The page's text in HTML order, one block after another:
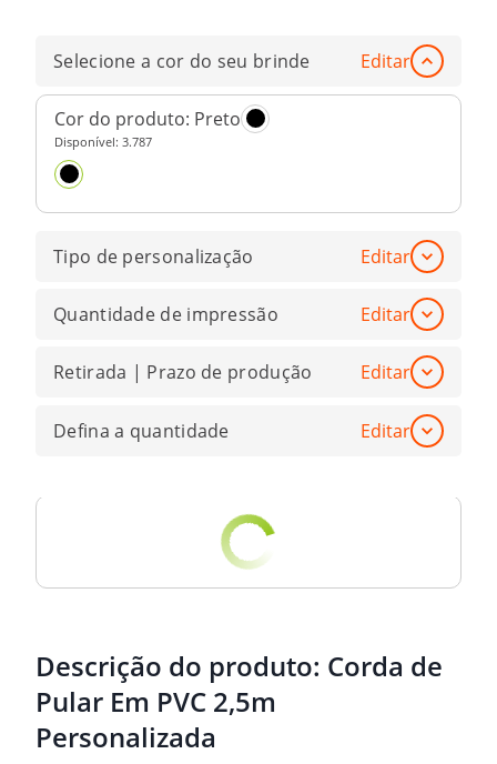
Selecione a cor do seu brinde Editar
Cor do produto: Preto
Disponível: 3.787
Tipo de personalização Editar
Quantidade de impressão Editar
Retirada | Prazo de produção Editar
Defina a quantidade Editar
Descrição do produto: Corda de
Pular Em PVC 2,5m
Personalizada